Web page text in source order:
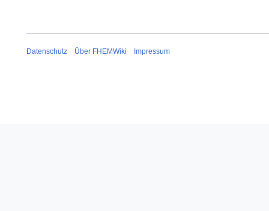
Datenschutz Über FHEMWiki Impressum